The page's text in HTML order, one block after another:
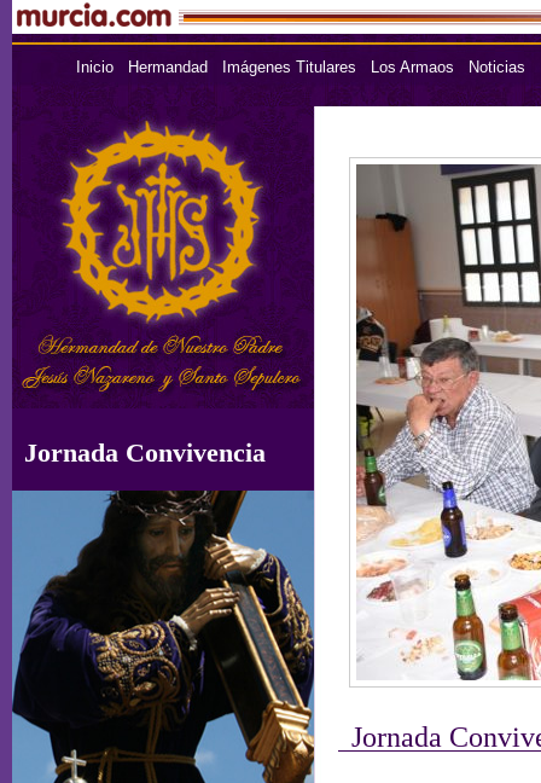
Inicio Hermandad Imágenes Titulares Los Armaos Noticias
Jornada Convivencia
Jornada